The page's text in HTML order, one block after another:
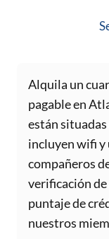
Alquila un
pagable en
están
incluyen wifi y
compañeros
verificación
puntaje de
nuestros